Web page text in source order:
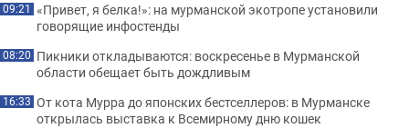
09:21 «Привет, я белка!»: на мурманской экотропе установили
говорящие инфостенды
08:20 Пикники откладываются: воскресенье в Мурманской
области обещает быть дождливым
16:33 От кота Мурра до японских бестселлеров: в Мурманске
открылась выставка к Всемирному дню кошек